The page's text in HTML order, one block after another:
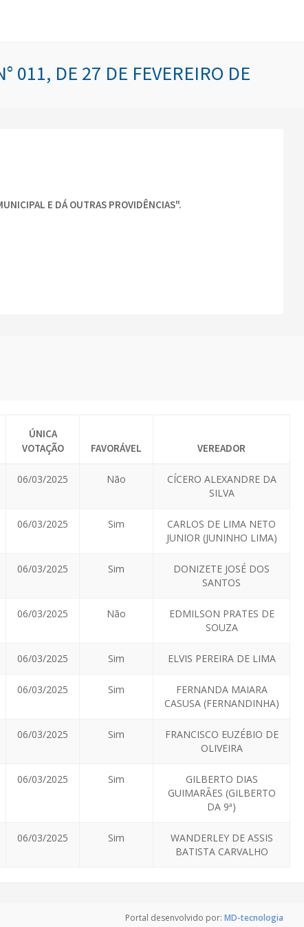
011, DE 27 DE FEVEREIRO DE
E DÁ OUTRAS PROVIDÊNCIAS".
ÚNICA
VOTAÇÃO
FAVORÁVEL VEREADOR
06/03/2025 Não
CÍCERO ALEXANDRE DA
SILVA
06/03/2025 Sim
CARLOS DE LIMA NETO
JUNIOR (JUNINHO LIMA)
06/03/2025 Sim
DONIZETE JOSÉ DOS
SANTOS
06/03/2025 Não
EDMILSON PRATES DE
SOUZA
06/03/2025 Sim ELVIS PEREIRA DE LIMA
06/03/2025 Sim
FERNANDA MAIARA
CASUSA (FERNANDINHA)
06/03/2025 Sim
FRANCISCO EUZÉBIO DE
OLIVEIRA
06/03/2025 Sim
GILBERTO DIAS
GUIMARÃES (GILBERTO
DA 9ª)
06/03/2025 Sim
WANDERLEY DE ASSIS
BATISTA CARVALHO
Portal desenvolvido por: MD-tecnologia